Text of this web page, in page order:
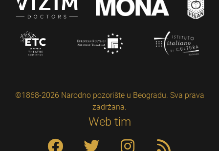
©1868-2026 Narodno pozorište u Beogradu. Sva prava
zadržana.
Web tim